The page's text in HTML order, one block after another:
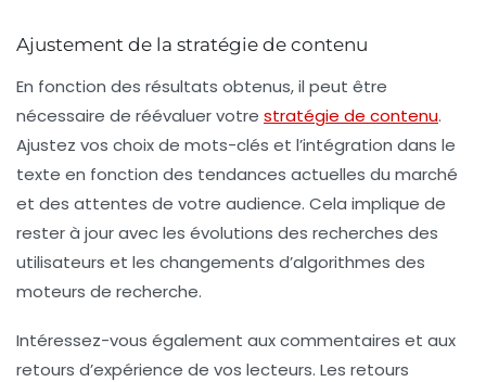
Ajustement de la stratégie de contenu
En fonction des résultats obtenus, il peut être
nécessaire de réévaluer votre stratégie de contenu.
Ajustez vos choix de mots-clés et l’intégration dans le
texte en fonction des tendances actuelles du marché
et des attentes de votre audience. Cela implique de
rester à jour avec les évolutions des recherches des
utilisateurs et les changements d’algorithmes des
moteurs de recherche.
Intéressez-vous également auxcommentaires et aux
retours d’expérience de vos lecteurs. Les retours